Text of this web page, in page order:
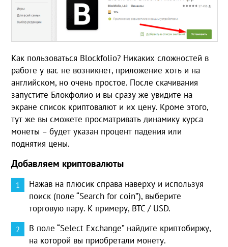
Как пользоваться Blockfolio? Никаких сложностей в
работе у вас не возникнет, приложение хоть и на
английском, но очень простое. После скачивания
запустите Блокфолио и вы сразу же увидите на
экране список криптовалют и их цену. Кроме этого,
тут же вы сможете просматривать динамику курса
монеты – будет указан процент падения или
поднятия цены.
Добавляем криптовалюты
Нажав на плюсик справа наверху и используя
поиск (поле “Search for coin”), выберите
торговую пару. К примеру, BTC / USD.
В поле “Select Exchange” найдите криптобиржу,
на которой вы приобретали монету.